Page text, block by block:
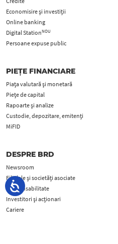
Economisire și investiții
Online banking
Digital StationNOU
Persoane expuse public
PIEȚE FINANCIARE
Piața valutară și monetară
Piețe de capital
Rapoarte și analize
Custodie, depozitare, emitenți
MiFID
DESPRE BRD
Newsroom
Filialele și societăți asociate
Responsabilitate
Investitori și acționari
Cariere